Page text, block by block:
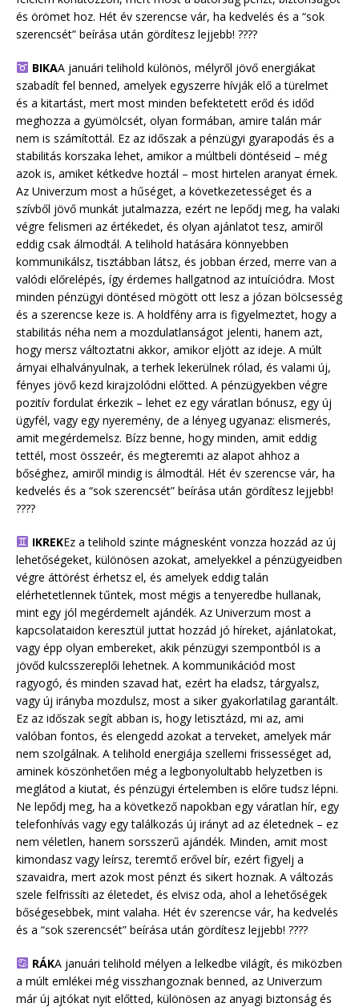
és örömet hoz. Hét év szerencse vár, ha kedvelés és a “sok
szerencsét” beírása után gördítesz lejjebb! ????
BIKAA januári telihold különös, mélyről jövő energiákat
szabadít fel benned, amelyek egyszerre hívják elő a türelmet
és a kitartást, mert most minden befektetett erőd és időd
meghozza a gyümölcsét, olyan formában, amire talán már
nem is számítottál. Ez az időszak a pénzügyi gyarapodás és a
stabilitás korszaka lehet, amikor a múltbeli döntéseid – még
azok is, amiket kétkedve hoztál – most hirtelen aranyat érnek.
Az Univerzum most a hűséget, a következetességet és a
szívből jövő munkát jutalmazza, ezért ne lepődj meg, ha valaki
végre felismeri az értékedet, és olyan ajánlatot tesz, amiről
eddig csak álmodtál. A telihold hatására könnyebben
kommunikálsz, tisztábban látsz, és jobban érzed, merre van a
valódi előrelépés, így érdemes hallgatnod az intuíciódra. Most
minden pénzügyi döntésed mögött ott lesz a józan bölcsesség
és a szerencse keze is. A holdfény arra is figyelmeztet, hogy a
stabilitás néha nem a mozdulatlanságot jelenti, hanem azt,
hogy mersz változtatni akkor, amikor eljött az ideje. A múlt
árnyai elhalványulnak, a terhek lekerülnek rólad, és valami új,
fényes jövő kezd kirajzolódni előtted. A pénzügyekben végre
pozitív fordulat érkezik – lehet ez egy váratlan bónusz, egy új
ügyfél, vagy egy nyeremény, de a lényeg ugyanaz: elismerés,
amit megérdemelsz. Bízz benne, hogy minden, amit eddig
tettél, most összeér, és megteremti az alapot ahhoz a
bőséghez, amiről mindig is álmodtál. Hét év szerencse vár, ha
kedvelés és a “sok szerencsét” beírása után gördítesz lejjebb!
????
IKREKEz a telihold szinte mágnesként vonzza hozzád az új
lehetőségeket, különösen azokat, amelyekkel a pénzügyeidben
végre áttörést érhetsz el, és amelyek eddig talán
elérhetetlennek tűntek, most mégis a tenyeredbe hullanak,
mint egy jól megérdemelt ajándék. Az Univerzum most a
kapcsolataidon keresztül juttat hozzád jó híreket, ajánlatokat,
vagy épp olyan embereket, akik pénzügyi szempontból is a
jövőd kulcsszereplői lehetnek. A kommunikációd most
ragyogó, és minden szavad hat, ezért ha eladsz, tárgyalsz,
vagy új irányba mozdulsz, most a siker gyakorlatilag garantált.
Ez az időszak segít abban is, hogy letisztázd, mi az, ami
valóban fontos, és elengedd azokat a terveket, amelyek már
nem szolgálnak. A telihold energiája szellemi frissességet ad,
aminek köszönhetően még a legbonyolultabb helyzetben is
meglátod a kiutat, és pénzügyi értelemben is előre tudsz lépni.
Ne lepődj meg, ha a következő napokban egy váratlan hír, egy
telefonhívás vagy egy találkozás új irányt ad az életednek – ez
nem véletlen, hanem sorsszerű ajándék. Minden, amit most
kimondasz vagy leírsz, teremtő erővel bír, ezért figyelj a
szavaidra, mert azok most pénzt és sikert hoznak. A változás
szele felfrissíti az életedet, és elvisz oda, ahol a lehetőségek
bőségesebbek, mint valaha. Hét év szerencse vár, ha kedvelés
és a “sok szerencsét” beírása után gördítesz lejjebb! ????
RÁKA januári telihold mélyen a lelkedbe világít, és miközben
a múlt emlékei még visszhangoznak benned, az Univerzum
már új ajtókat nyit előtted, különösen az anyagi biztonság és